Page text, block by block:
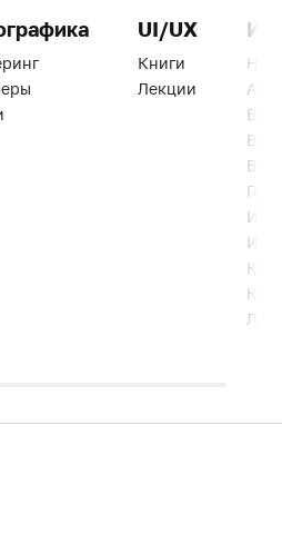
UI/UX
Книги
Лекции
Веб